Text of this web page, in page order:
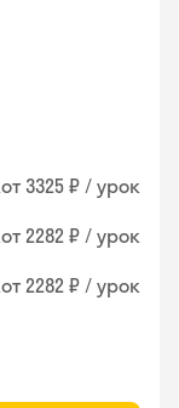
от 3325 ₽ / урок
от 2282 ₽ / урок
от 2282 ₽ / урок